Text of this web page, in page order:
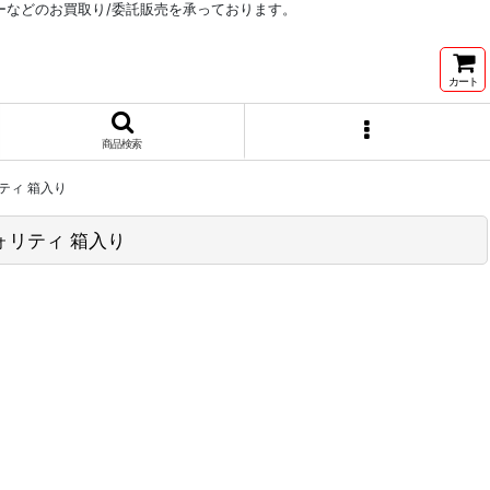
どのお買取り/委託販売を承っております。
カート
商品検索
ィ 箱入り
ティ 箱入り